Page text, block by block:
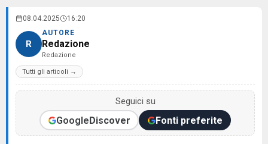
08.04.2025 16:20
R
AUTORE
Redazione
Redazione
Tutti gli articoli →
Seguici su
GoogleDiscover Fonti preferite